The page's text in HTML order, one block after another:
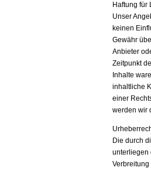
Haftung für
Unser
keinen
Gewähr
Anbieter
Zeitpunkt
Inhalte
inhaltliche
einer
werden wir
Die durch
unterliegen